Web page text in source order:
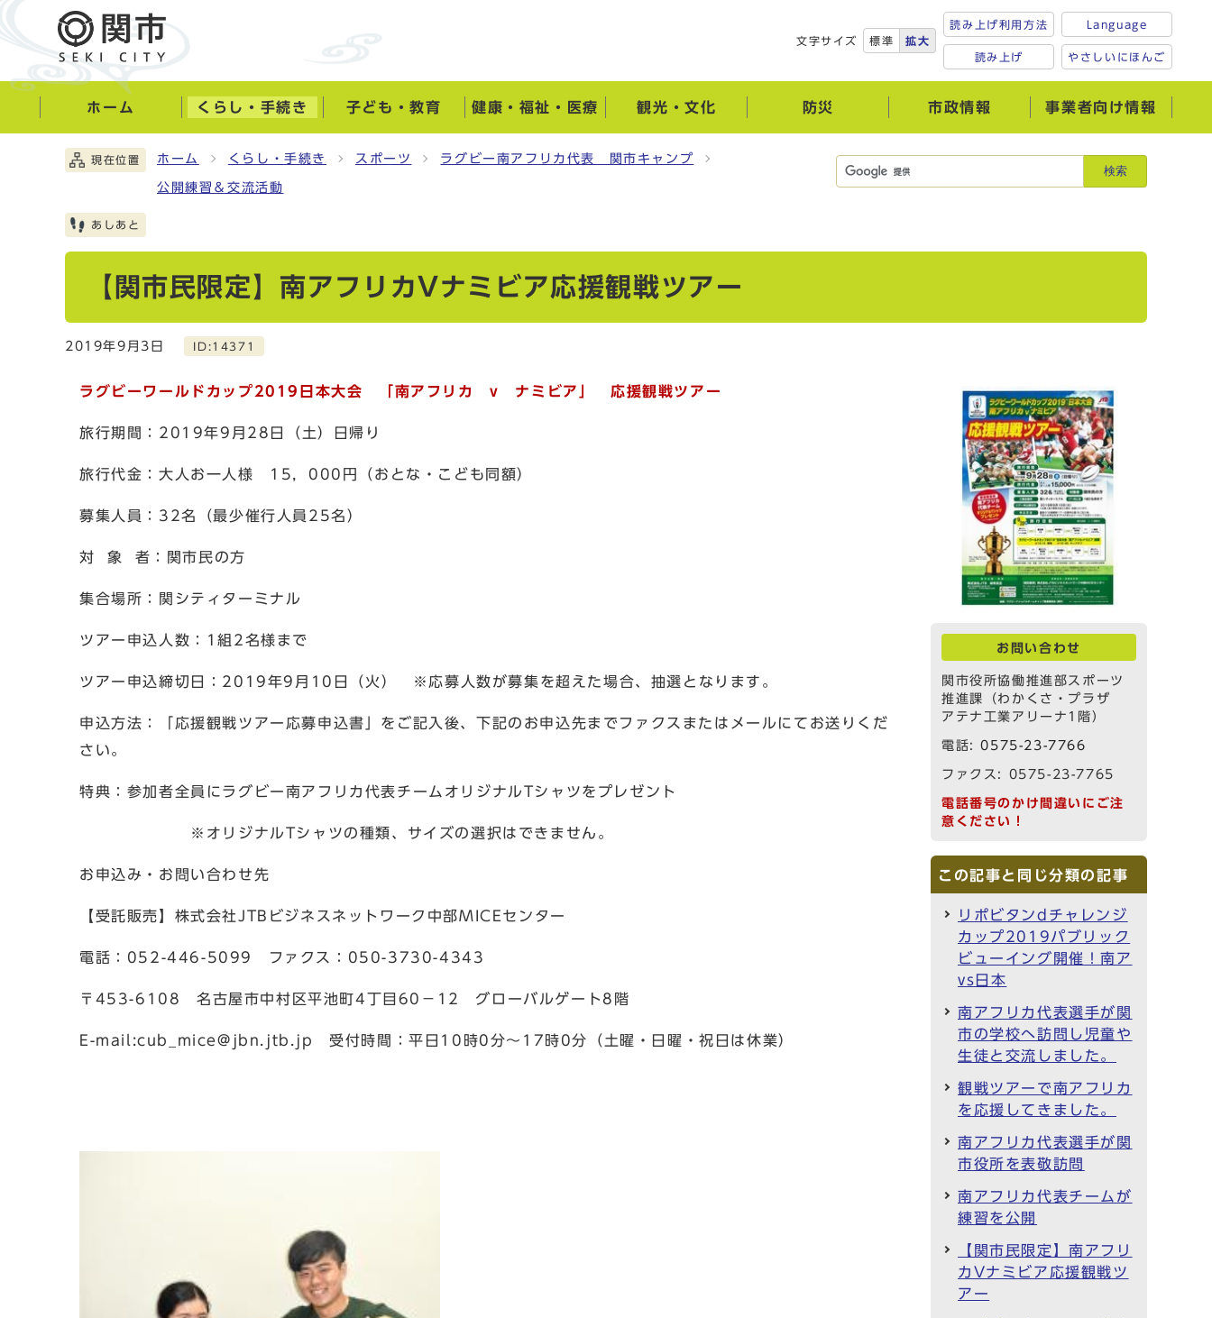
文字サイズ 標準 拡大
読み上げ利用方法
読み上げ
Language
やさしいにほんご
ホーム くらし・手続き 子ども・教育 健康・福祉・医療 観光・文化 防災 市政情報 事業者向け情報
検索
現在位置 ホーム くらし・手続き スポーツ ラグビー南アフリカ代表 関市キャンプ
公開練習＆交流活動
あしあと
【関市民限定】南アフリカVナミビア応援観戦ツアー
2019年9月3日 ID:14371
ラグビーワールドカップ2019日本大会 「南アフリカ v ナミビア」 応援観戦ツアー
旅行期間：2019年9月28日（土）日帰り
旅行代金：大人お一人様 15，000円（おとな・こども同額）
募集人員：32名（最少催行人員25名）
対 象 者：関市民の方
集合場所：関シティターミナル
ツアー申込人数：1組2名様まで
ツアー申込締切日：2019年9月10日（火） ※応募人数が募集を超えた場合、抽選となります。
申込方法：「応援観戦ツアー応募申込書」をご記入後、下記のお申込先までファクスまたはメールにてお送りくだ
さい。
特典：参加者全員にラグビー南アフリカ代表チームオリジナルTシャツをプレゼント
※オリジナルTシャツの種類、サイズの選択はできません。
お申込み・お問い合わせ先
【受託販売】株式会社JTBビジネスネットワーク中部MICEセンター
電話：052-446-5099 ファクス：050-3730-4343
〒453-6108 名古屋市中村区平池町4丁目60－12 グローバルゲート8階
E-mail:cub_mice@jbn.jtb.jp 受付時間：平日10時0分～17時0分（土曜・日曜・祝日は休業）
お問い合わせ
関市役所協働推進部スポーツ
推進課（わかくさ・プラザ
アテナ工業アリーナ1階）
電話:0575-23-7766
ファクス: 0575-23-7765
電話番号のかけ間違いにご注
意ください！
この記事と同じ分類の記事
リポビタンdチャレンジ
カップ2019パブリック
ビューイング開催！南ア
vs日本
南アフリカ代表選手が関
市の学校へ訪問し児童や
生徒と交流しました。
観戦ツアーで南アフリカ
を応援してきました。
南アフリカ代表選手が関
市役所を表敬訪問
南アフリカ代表チームが
練習を公開
【関市民限定】南アフリ
カVナミビア応援観戦ツ
アー